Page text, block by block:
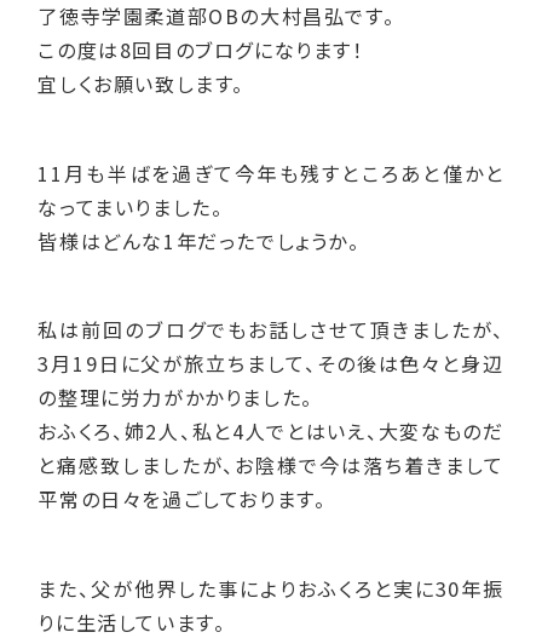
了徳寺学園柔道部OBの大村昌弘です。
この度は8回目のブログになります！
宜しくお願い致します。
11月も半ばを過ぎて今年も残すところあと僅かと
なってまいりました。
皆様はどんな1年だったでしょうか。
私は前回のブログでもお話しさせて頂きましたが、
3月19日に父が旅立ちまして、その後は色々と身辺
の整理に労力がかかりました。
おふくろ、姉2人、私と4人でとはいえ、大変なものだ
と痛感致しましたが、お陰様で今は落ち着きまして
平常の日々を過ごしております。
また、父が他界した事によりおふくろと実に30年振
りに生活しています。